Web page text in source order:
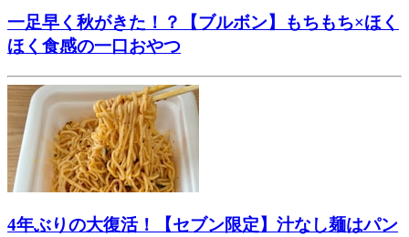
一足早く秋がきた！？【ブルボン】もちもち×ほく
ほく食感の一口おやつ
4年ぶりの大復活！【セブン限定】汁なし麺はパン